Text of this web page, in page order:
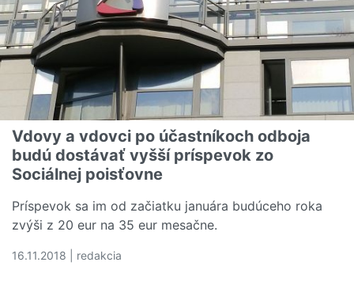
Vdovy a vdovci po účastníkoch odboja
budú dostávať vyšší príspevok zo
Sociálnej poisťovne
Príspevok sa im od začiatku januára budúceho roka
zvýši z 20 eur na 35 eur mesačne.
16.11.2018 | redakcia